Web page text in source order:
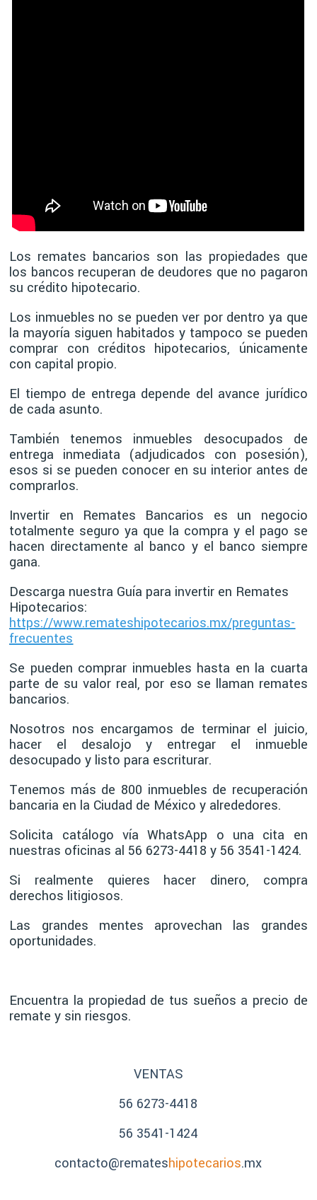
Los remates bancarios son las propiedades que
los bancos recuperan de deudores que no pagaron
su crédito hipotecario.
Los inmuebles no se pueden ver por dentro ya que
la mayoría siguen habitados y tampoco se pueden
comprar con créditos hipotecarios, únicamente
con capital propio.
El tiempo de entrega depende del avance jurídico
de cada asunto.
También tenemos inmuebles desocupados de
entrega inmediata (adjudicados con posesión),
esos si se pueden conocer en su interior antes de
comprarlos.
Invertir en Remates Bancarios es un negocio
totalmente seguro ya que la compra y el pago se
hacen directamente al banco y el banco siempre
gana.
Descarga nuestra Guía para invertir en Remates
Hipotecarios:
https://www.remateshipotecarios.mx/preguntas-
frecuentes
Se pueden comprar inmuebles hasta en la cuarta
parte de su valor real, por eso se llaman remates
bancarios.
Nosotros nos encargamos de terminar el juicio,
hacer el desalojo y entregar el inmueble
desocupado y listo para escriturar.
Tenemos más de 800 inmuebles de recuperación
bancaria en la Ciudad de México y alrededores.
Solicita catálogo vía WhatsApp o una cita en
nuestras oficinas al 56 6273-4418 y 56 3541-1424.
Si realmente quieres hacer dinero, compra
derechos litigiosos.
Las grandes mentes aprovechan las grandes
oportunidades.
Encuentra la propiedad de tus sueños a precio de
remate y sin riesgos.
VENTAS
56 6273-4418
56 3541-1424
contacto@remateshipotecarios.mx